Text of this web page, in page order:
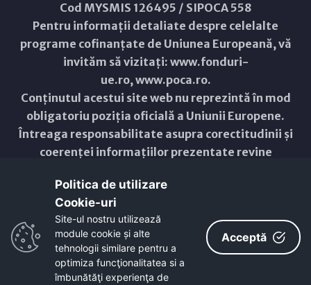
Cod MYSMIS 126495 / SIPOCA 558
Pentru informații detaliate despre celelalte
programe cofinanțate de Uniunea Europeană, vă
invităm să vizitați: www.fonduri-
ue.ro,www.poca.ro.
Conținutul acestui site web nu reprezintă în mod
obligatoriu poziția oficială a Uniunii Europene.
Întreaga responsabilitate asupra corectitudinii și
coerenței informațiilor prezentate revine
Copyright © 2021 - 2026 -
ResponsiveVoice
Non-Commercial License
Politica de utilizare
Cookie-uri‎
Site-ul nostru utilizează
module cookie și alte
tehnologii similare pentru a
optimiza funcţionalitatea si a
îmbunătăţi experienţa de
Acceptă